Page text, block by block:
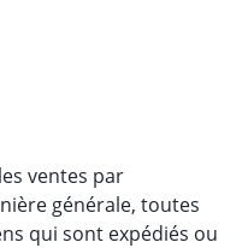
ventes par
générale, toutes
qui sont expédiés ou